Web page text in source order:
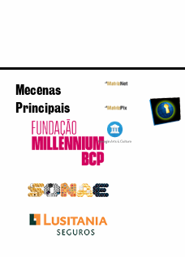
Mecenas
Principais